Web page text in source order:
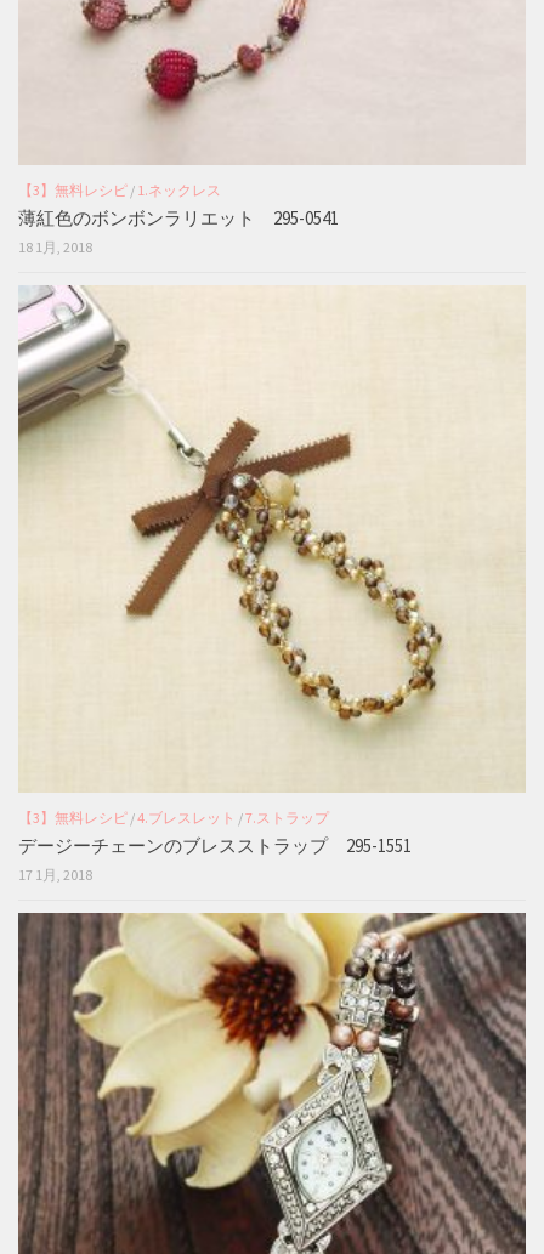
【3】無料レシピ / 1.ネックレス
薄紅色のボンボンラリエット 295-0541
18 1月, 2018
【3】無料レシピ /4.ブレスレット /7.ストラップ
デージーチェーンのブレスストラップ 295-1551
17 1月, 2018